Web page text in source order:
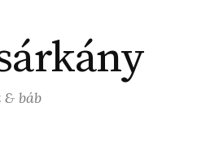
báb